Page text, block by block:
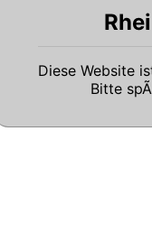
Diese Website
Bitte